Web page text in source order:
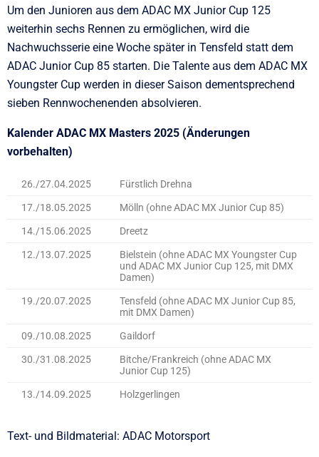
Um den Junioren aus dem ADAC MX Junior Cup 125
weiterhin sechs Rennen zu ermöglichen, wird die
Nachwuchsserie eine Woche später in Tensfeld statt dem
ADAC Junior Cup 85 starten. Die Talente aus dem ADAC MX
Youngster Cup werden in dieser Saison dementsprechend
sieben Rennwochenenden absolvieren.
Kalender ADAC MX Masters 2025 (Änderungen
vorbehalten)
26./27.04.2025 Fürstlich Drehna
17./18.05.2025 Mölln (ohne ADAC MX Junior Cup 85)
14./15.06.2025 Dreetz
12./13.07.2025
Bielstein (ohne ADAC MX Youngster Cup
und ADAC MX Junior Cup 125, mit DMX
Damen)
19./20.07.2025
Tensfeld (ohne ADAC MX Junior Cup 85,
mit DMX Damen)
09./10.08.2025 Gaildorf
30./31.08.2025
Bitche/Frankreich (ohne ADAC MX
Junior Cup 125)
13./14.09.2025 Holzgerlingen
Text- und Bildmaterial: ADAC Motorsport